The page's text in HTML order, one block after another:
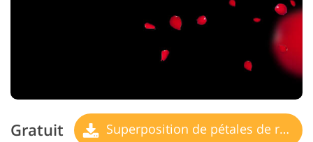
Gratuit Superposition de pétales de rose